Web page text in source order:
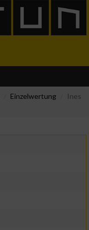
Einzelwertung
Ines